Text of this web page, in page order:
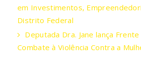
em Investimentos,
Distrito Federal
Deputada Dra. Jane lança
Combate à Violência Contra a